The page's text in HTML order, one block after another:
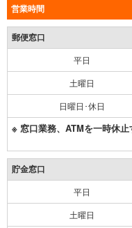
営業時間
郵便窓口
平日
土曜日
日曜日･休日
※ 窓口業務、ATMを一時休止
貯金窓口
平日
土曜日